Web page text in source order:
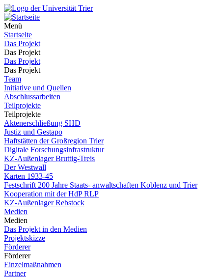
Menü
Startseite
Das Projekt
Das Projekt
Das Projekt
Das Projekt
Team
Initiative und Quellen
Abschlussarbeiten
Teilprojekte
Teilprojekte
Aktenerschließung SHD
Justiz und Gestapo
Haftstätten der Großregion Trier
Digitale Forschungsinfrastruktur
KZ-Außenlager Bruttig-Treis
Der Westwall
Karten 1933-45
Festschrift 200 Jahre Staats- anwaltschaften Koblenz und Trier
Kooperation mit der HdP RLP
KZ-Außenlager Rebstock
Medien
Medien
Das Projekt in den Medien
Projektskizze
Förderer
Förderer
Einzelmaßnahmen
Partner